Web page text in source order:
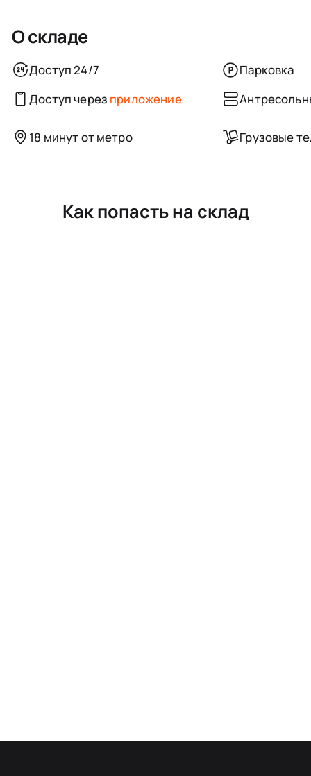
О складе
Доступ 24/7
Парковка
Доступ через приложение
18 минут от метро Грузовые
Как попасть на склад